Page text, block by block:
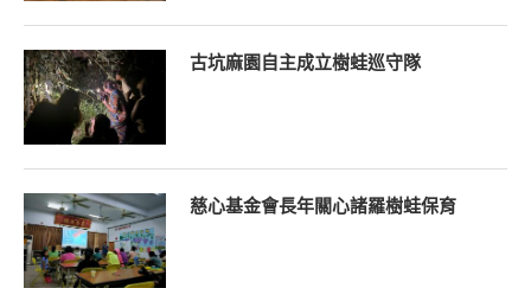
古坑麻園自主成立樹蛙巡守隊
慈心基金會長年關心諸羅樹蛙保育